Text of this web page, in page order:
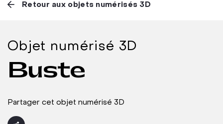
Retour aux objets numérisés 3D
Objet numérisé 3D
Buste
Partager cet objet numérisé 3D